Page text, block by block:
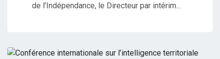
de l’Indépendance, le Directeur par intérim...